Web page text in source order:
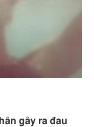
gây ra đau